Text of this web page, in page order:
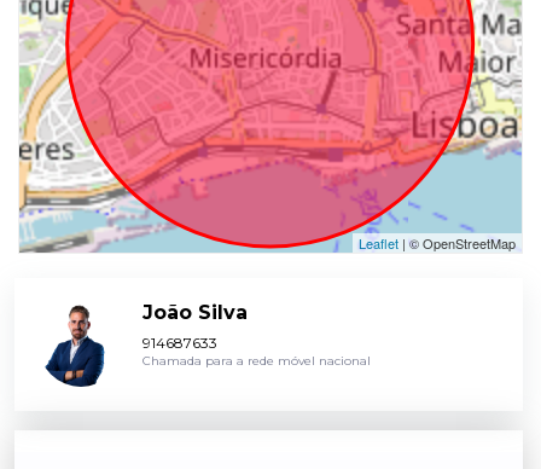
Leaflet | © OpenStreetMap
João Silva
914687633
Chamada para a rede móvel nacional